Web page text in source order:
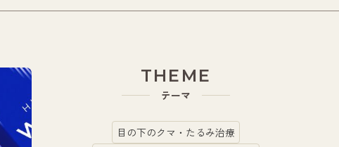
THEME
テーマ
目の下のクマ・たるみ治療